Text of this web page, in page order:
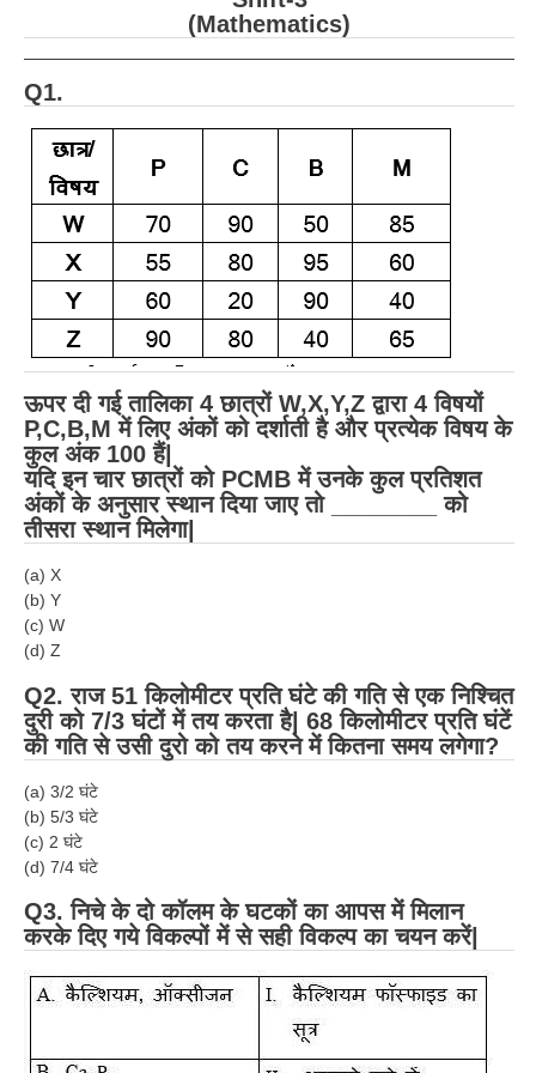
RRB J.E. Solved Papers
RRB Group-D Sample Papers
RRB GK Test Papers PDF
RRB EXAM : MATHS
RRB EXAM : ENGLISH
RRB Current Affairs PDF
RRB ALP
Loco Pilot Papers PDF
ALP Study Notes
ALP Study Notes (हिन्दी HINDI)
ALP Exam Syllabus
ALP Model Questions
ALP Notification
Psychological Tests
RRB NTPC
RRB NTPC PDF Notes
RRB NTPC PAPERS
RRB NTPC Notification 2025
RRB NTPC (CBT-2) Exam
RRB NTPC Medical Standards
(Mathematics)
Q1.
ऊपर दी गई तालिका 4 छात्रों W,X,Y,Z द्वारा 4 विषयों
P,C,B,M में लिए अंकों को दर्शाती है और प्रत्येक विषय के
कुल अंक 100 हैं|
यदि इन चार छात्रों को PCMB में उनके कुल प्रतिशत
अंकों के अनुसार स्थान दिया जाए तो ________ को
तीसरा स्थान मिलेगा|
(a) X
(b) Y
(c) W
(d) Z
Q2. राज 51 किलोमीटर प्रति घंटे की गति से एक निश्चित
दुरी को 7/3 घंटों में तय करता है| 68 किलोमीटर प्रति घंटें
की गति से उसी दुरो को तय करने में कितना समय लगेगा?
(a) 3/2 घंटे
(b) 5/3 घंटे
(c) 2 घंटे
(d) 7/4 घंटे
Q3. निचे के दो कॉलम के घटकों का आपस में मिलान
करके दिए गये विकल्पों में से सही विकल्प का चयन करें|